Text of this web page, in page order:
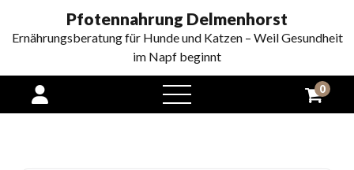
Pfotennahrung Delmenhorst
Ernährungsberatung für Hunde und Katzen – Weil Gesundheit
im Napf beginnt
open
menu
0